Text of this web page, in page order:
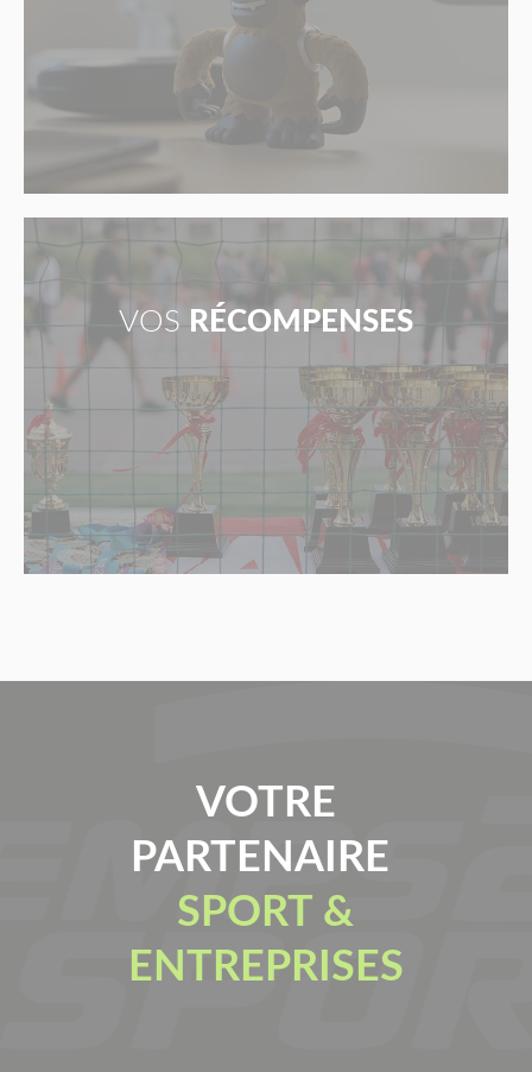
VOS RÉCOMPENSES
VOTRE
PARTENAIRE
SPORT &
ENTREPRISES